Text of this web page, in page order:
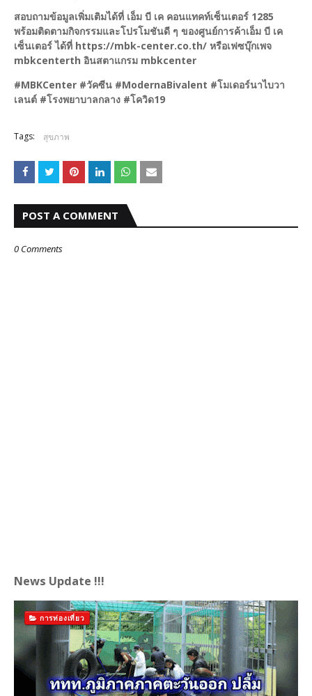
สอบถามข้อมูลเพิ่มเติมได้ที่ เอ็ม บี เค คอนแทคท์เซ็นเตอร์ 1285
พร้อมติดตามกิจกรรมและโปรโมชันดี ๆ ของศูนย์การค้าเอ็ม บี เค
เซ็นเตอร์ ได้ที่ https://mbk-center.co.th/ หรือเฟซบุ๊กเพจ
mbkcenterth อินสตาแกรม mbkcenter
#MBKCenter #วัคซีน #ModernaBivalent #โมเดอร์นาไบวา
เลนต์ #โรงพยาบาลกลาง #โควิด19
Tags: สุขภาพ
POST A COMMENT
0 Comments
News Update !!!
การท่องเที่ยว